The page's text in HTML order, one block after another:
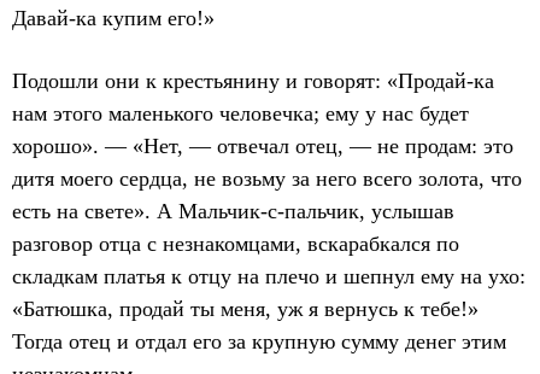
Давай-ка купим его!»
Подошли они к крестьянину и говорят: «Продай-ка
нам этого маленького человечка; ему у нас будет
хорошо». — «Нет, — отвечал отец, — не продам: это
дитя моего сердца, не возьму за него всего золота, что
есть на свете». А Мальчик-с-пальчик, услышав
разговор отца с незнакомцами, вскарабкался по
складкам платья к отцу на плечо и шепнул ему на ухо:
«Батюшка, продай ты меня, уж я вернусь к тебе!»
Тогда отец и отдал его за крупную сумму денег этим